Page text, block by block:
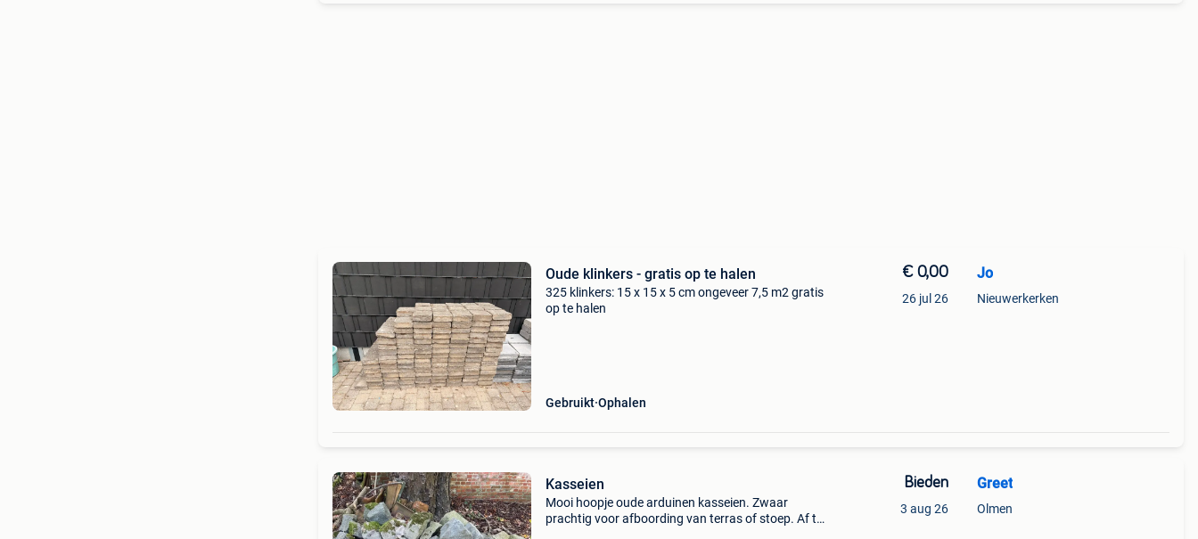
Oude klinkers - gratis op te halen
325 klinkers: 15 x 15 x 5 cm ongeveer 7,5 m2 gratis
op te halen
Gebruikt Ophalen
€ 0,00
26 jul 26
Jo
Nieuwerkerken
Kasseien
Mooi hoopje oude arduinen kasseien. Zwaar
prachtig voor afboording van terras of stoep. Af te
Bieden
3 aug 26
Greet
Olmen